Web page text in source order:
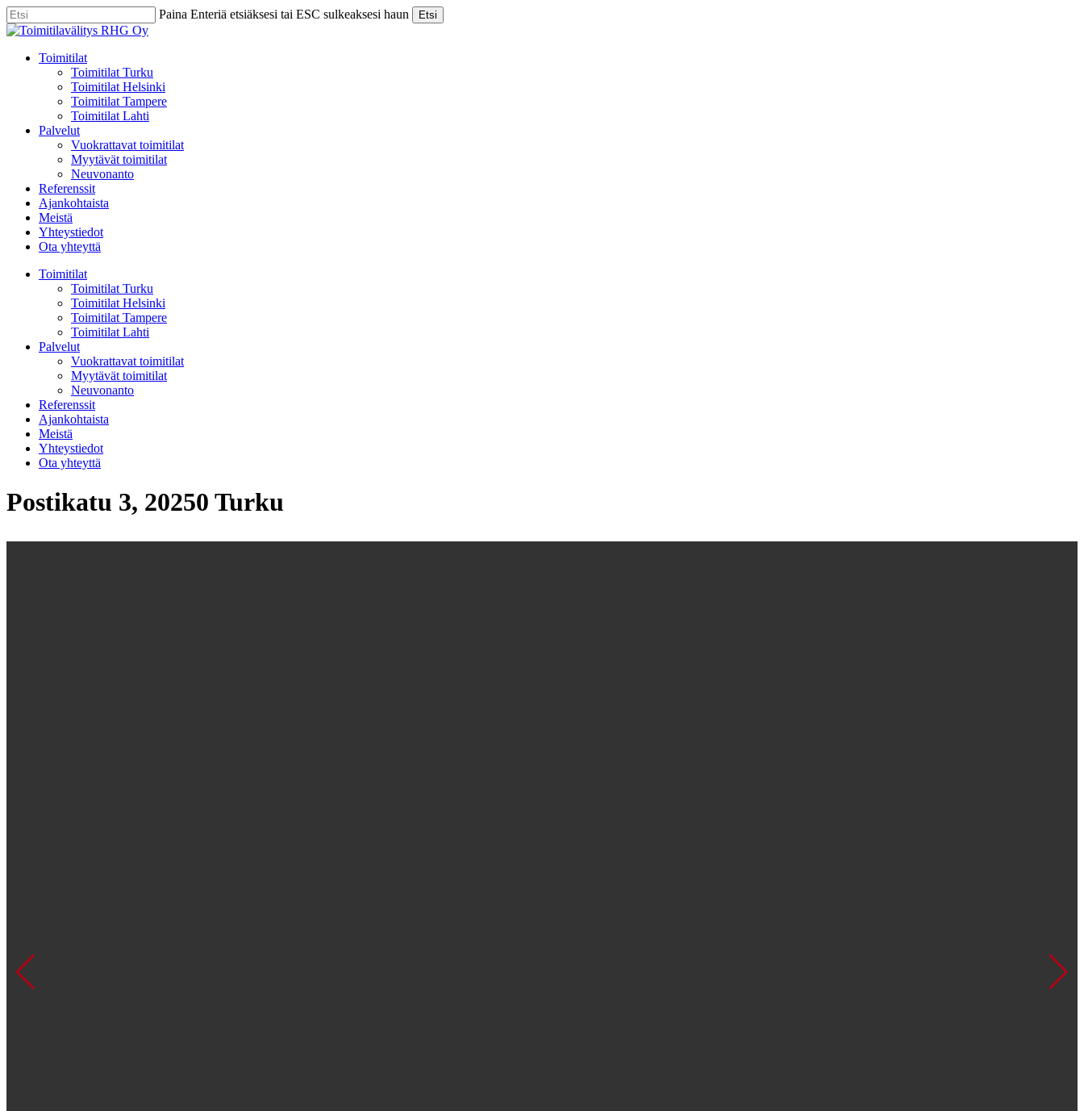
Skip
to
content
Paina Enteriä etsiäksesi tai ESC sulkeaksesi haun Etsi
Close
Menu
Toimitilat
Toimitilat Turku
Toimitilat Helsinki
Toimitilat Tampere
Toimitilat Lahti
Palvelut
Vuokrattavat toimitilat
Myytävät toimitilat
Neuvonanto
Referenssit
Ajankohtaista
Meistä
Yhteystiedot
Ota yhteyttä
Toimitilat
Toimitilat Turku
Toimitilat Helsinki
Toimitilat Tampere
Toimitilat Lahti
Palvelut
Vuokrattavat toimitilat
Myytävät toimitilat
Neuvonanto
Referenssit
Ajankohtaista
Meistä
Yhteystiedot
Ota yhteyttä
Postikatu 3, 20250 Turku